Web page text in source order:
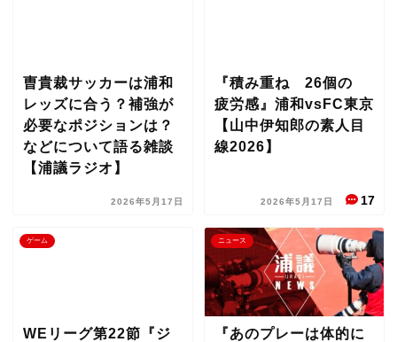
曺貴裁サッカーは浦和
レッズに合う？補強が
必要なポジションは？
などについて語る雑談
【浦議ラジオ】
2026年5月17日
『積み重ね 26個の
疲労感』浦和vsFC東京
【山中伊知郎の素人目
線2026】
2026年5月17日 17
ゲーム
WEリーグ第22節『ジ
ニュース
『あのプレーは体的に